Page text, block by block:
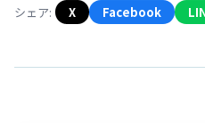
シェア: X Facebook